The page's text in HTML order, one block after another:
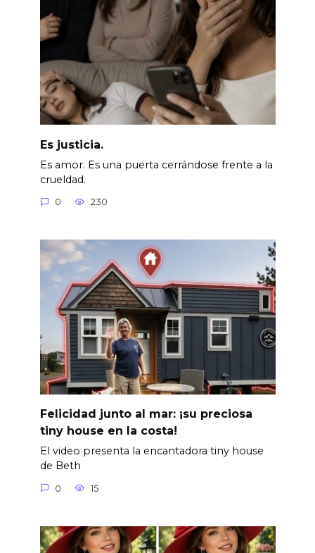
Es justicia.
Es amor. Es una puerta cerrándose frente a la
crueldad.
0 230
Felicidad junto al mar: ¡su preciosa
tiny house en la costa!
El video presenta la encantadora tiny house
de Beth
0 15